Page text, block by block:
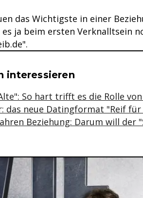
das Wichtigste in einer
ja beim ersten Verknalltsein
zum Inhalt
interessieren
So hart trifft es die Rolle
das neue Datingformat "Reif für
Beziehung: Darum will